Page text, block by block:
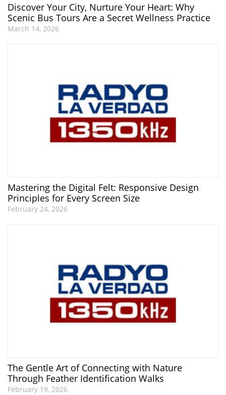
Discover Your City, Nurture Your Heart: Why
Scenic Bus Tours Are a Secret Wellness Practice
March 14, 2026
Mastering the Digital Felt: Responsive Design
Principles for Every Screen Size
February 24, 2026
The Gentle Art of Connecting with Nature
Through Feather Identification Walks
February 19, 2026